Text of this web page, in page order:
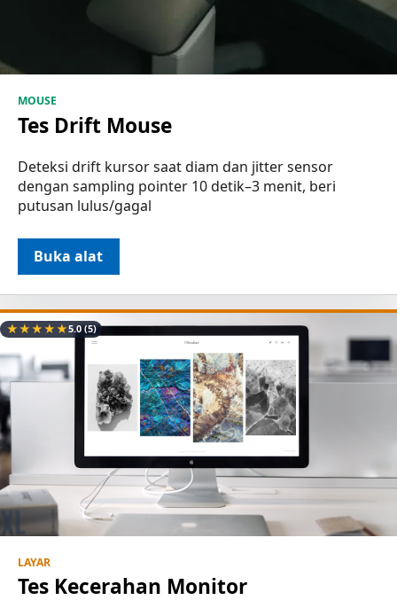
MOUSE
Tes Drift Mouse
Deteksi drift kursor saat diam dan jitter sensor
dengan sampling pointer 10 detik–3 menit, beri
putusan lulus/gagal
Buka alat
★★★★★5.0(5)
LAYAR
Tes Kecerahan Monitor